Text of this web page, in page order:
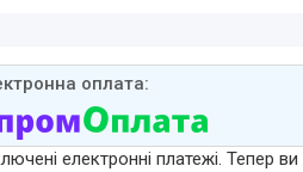
електронні платежі. Тепер